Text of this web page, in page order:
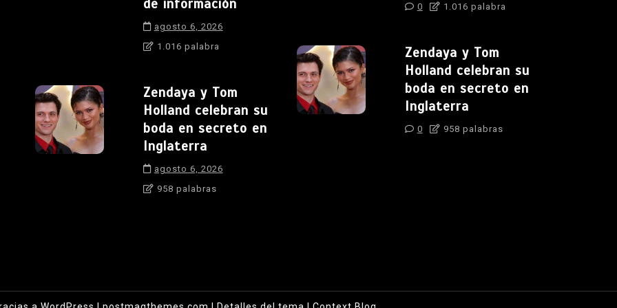
de información
agosto 6, 2026
1.016 palabra
Zendaya y Tom
Holland celebran su
boda en secreto en
Inglaterra
agosto 6, 2026
958 palabras
0 1.016 palabra
Zendaya y Tom
Holland celebran su
boda en secreto en
Inglaterra
0 958 palabras